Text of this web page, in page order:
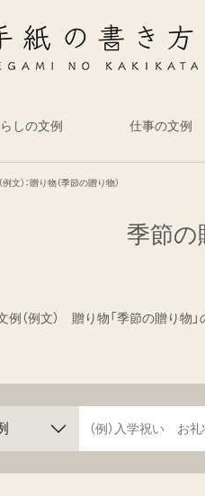
しの文例 仕事の文例
文）：贈り物（季節の贈り物）
季節の
例（例文） 贈り物「季節の贈り物」